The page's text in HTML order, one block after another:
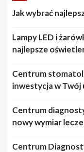
Jak wybrać
Lampy LED i
najlepsze
Centrum
inwestycja w Twój
Centrum
nowy wymiar
Centrum